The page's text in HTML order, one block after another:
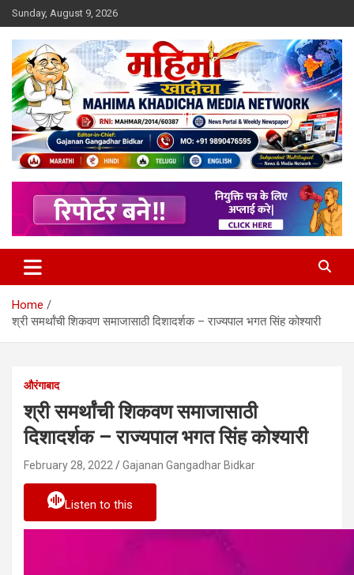
Skip
to
content
Sunday, August 9, 2026
Mahimakhadicha
Home
श्री समर्थांची शिकवण समाजासाठी दिशादर्शक – राज्यपाल भगत सिंह कोश्यारी
औरंगाबाद
श्री समर्थांची शिकवण समाजासाठी
दिशादर्शक – राज्यपाल भगत सिंह कोश्यारी
February 28, 2022 Gajanan Gangadhar Bidkar
Listen to this